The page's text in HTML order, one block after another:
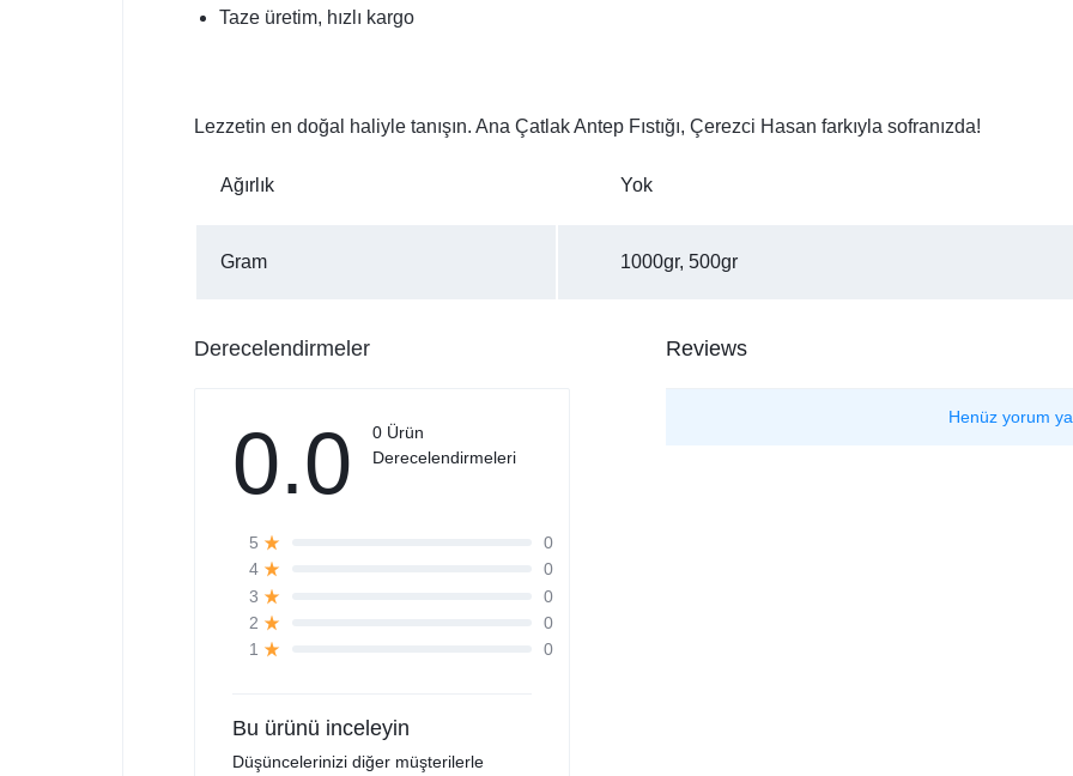
Taze üretim, hızlı kargo
Lezzetin en doğal haliyle tanışın. Ana Çatlak Antep Fıstığı, Çerezci Hasan farkıyla sofranızda!
Ağırlık Yok
Gram 1000gr, 500gr
Derecelendirmeler
0.0
0 Ürün
Derecelendirmeleri
5
0
4
0
3
0
2
0
1
0
Bu ürünü inceleyin
Düşüncelerinizi diğer müşterilerle
Reviews
Henüz yorum